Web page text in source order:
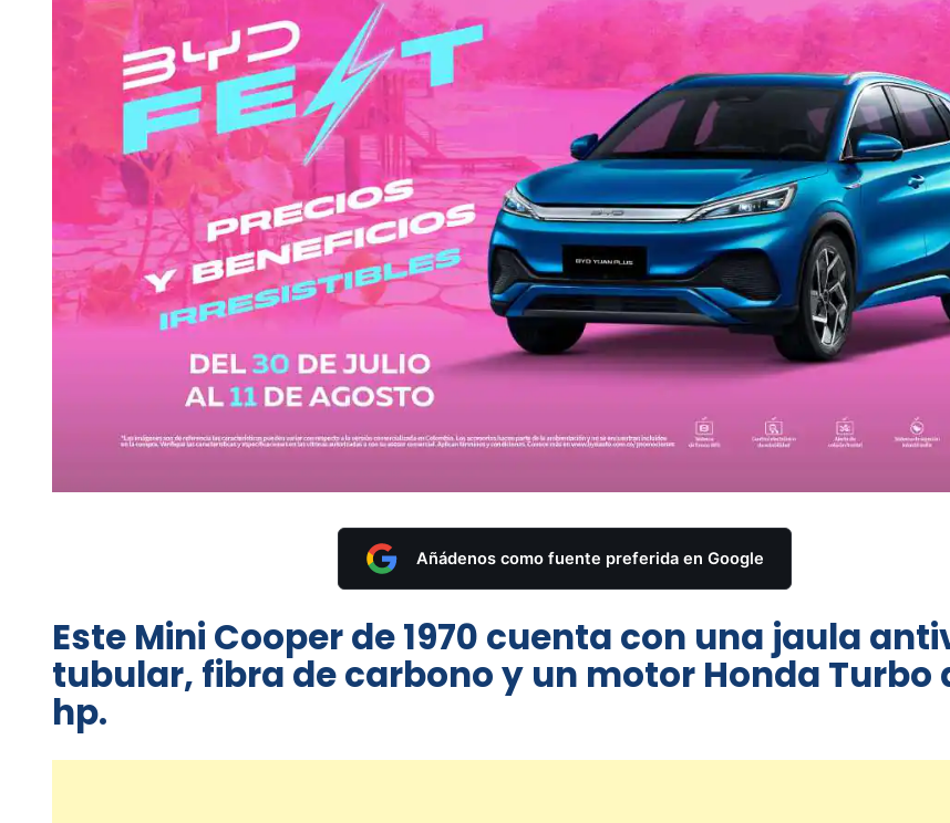
Añádenos como fuente preferida en Google
Este Mini Cooper de 1970 cuenta con una jaula
tubular, fibra de carbono y un motor Honda Turbo
hp.